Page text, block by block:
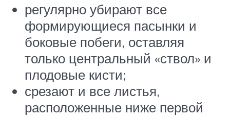
регулярно убирают все
формирующиеся пасынки и
боковые побеги, оставляя
только центральный «ствол» и
плодовые кисти;
срезают и все листья,
расположенные ниже первой